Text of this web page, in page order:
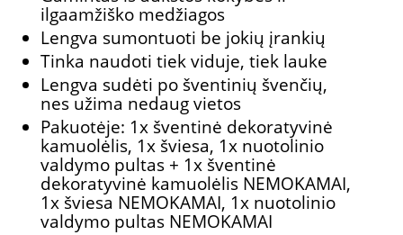
ilgaamžiško medžiagos
Lengva sumontuoti be jokių įrankių
Tinka naudoti tiek viduje, tiek lauke
Lengva sudėti po šventinių švenčių,
nes užima nedaug vietos
Pakuotėje: 1x šventinė dekoratyvinė
kamuolėlis, 1x šviesa, 1x nuotolinio
valdymo pultas + 1x šventinė
dekoratyvinė kamuolėlis NEMOKAMAI,
1x šviesa NEMOKAMAI, 1x nuotolinio
valdymo pultas NEMOKAMAI